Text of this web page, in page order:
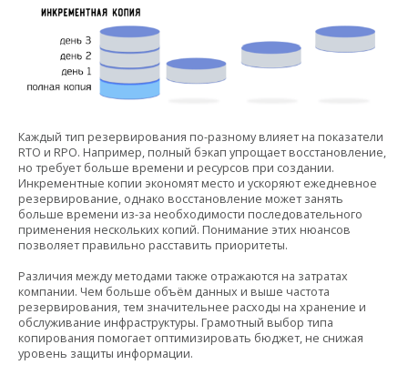
Каждый тип резервирования по-разному влияет на показатели
RTO и RPO. Например, полный бэкап упрощает восстановление,
но требует больше времени и ресурсов при создании.
Инкрементные копии экономят место и ускоряют ежедневное
резервирование, однако восстановление может занять
больше времени из-за необходимости последовательного
применения нескольких копий. Понимание этих нюансов
позволяет правильно расставить приоритеты.
Различия между методами также отражаются на затратах
компании. Чем больше объём данных и выше частота
резервирования, тем значительнее расходы на хранение и
обслуживание инфраструктуры. Грамотный выбор типа
копирования помогает оптимизировать бюджет, не снижая
уровень защиты информации.